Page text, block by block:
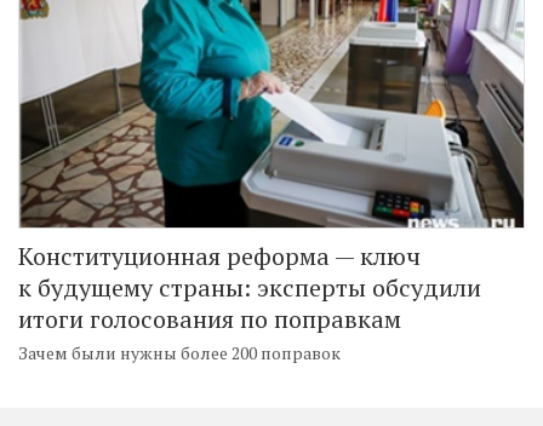
Конституционная реформа — ключ
к будущему страны: эксперты обсудили
итоги голосования по поправкам
Зачем были нужны более 200 поправок